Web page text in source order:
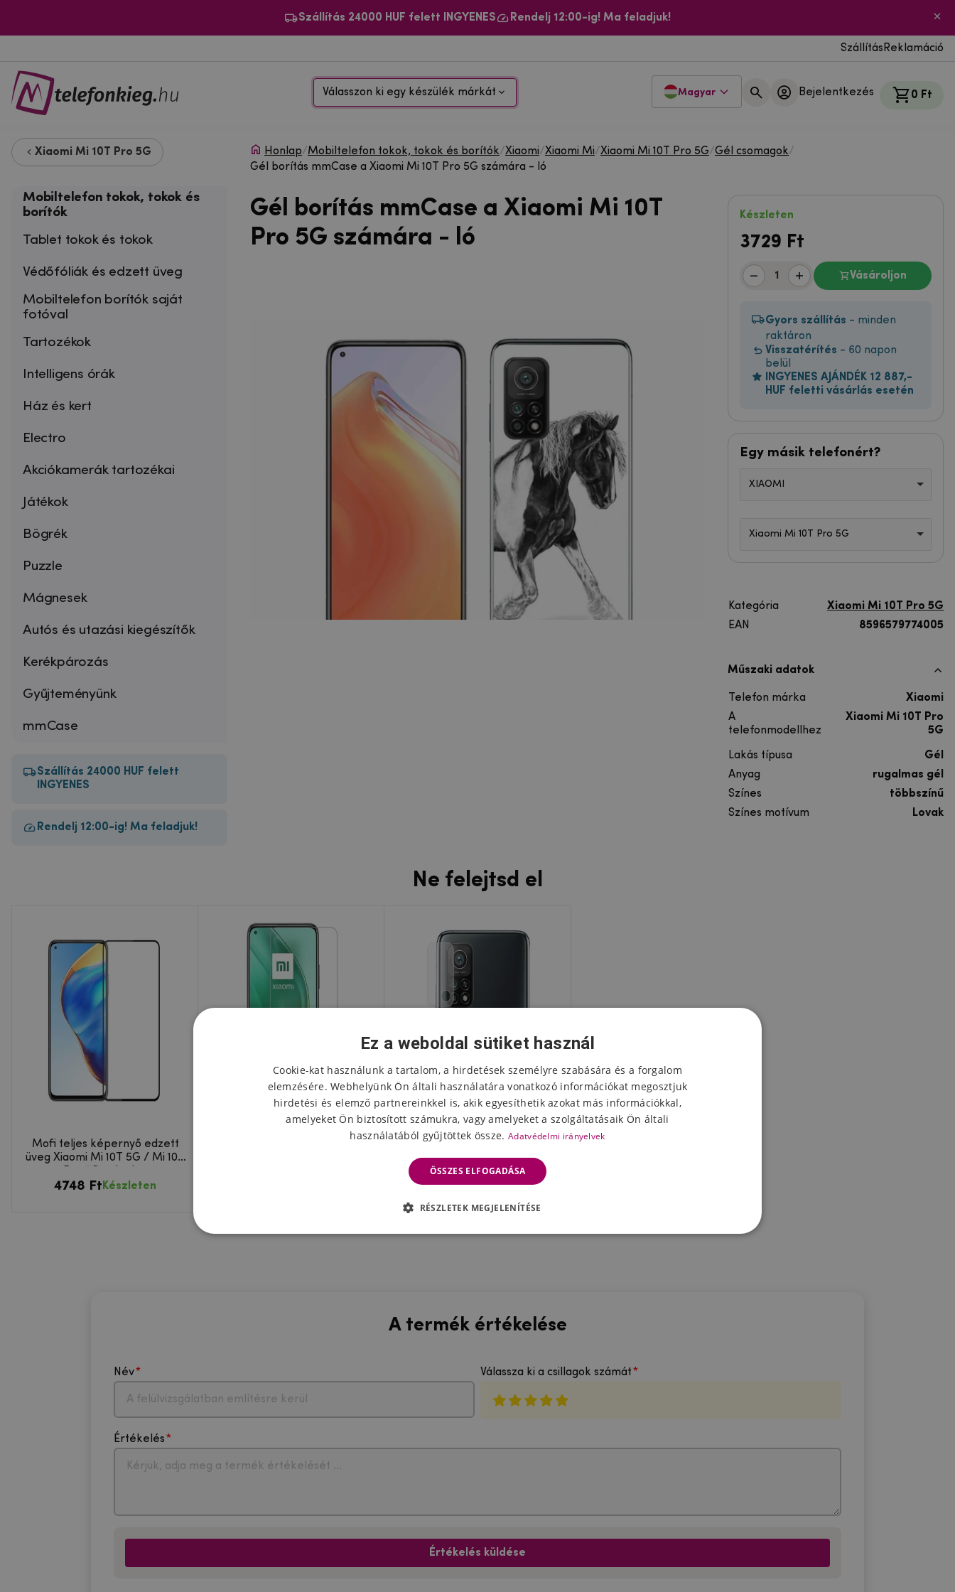
Szállítás 24000 HUF felett INGYENES Rendelj 12:00-ig! Ma feladjuk!
Szállítás Reklamáció
Válasszon ki egy készülék márkát Magyar Bejelentkezés 0 Ft
Xiaomi Mi 10T Pro 5G
Mobiltelefon tokok, tokok és
borítók
Tablet tokok és tokok
Védőfóliák és edzett üveg
Mobiltelefon borítók saját
fotóval
Tartozékok
Intelligens órák
Ház és kert
Electro
Akciókamerák tartozékai
Játékok
Bögrék
Puzzle
Mágnesek
Autós és utazási kiegészítők
Kerékpározás
Gyűjteményünk
mmCase
Szállítás 24000 HUF felett
INGYENES
Rendelj 12:00-ig! Ma feladjuk!
Honlap/Mobiltelefon tokok, tokok és borítók/Xiaomi/Xiaomi Mi/Xiaomi Mi 10T Pro 5G/Gél csomagok/
Gél borítás mmCase a Xiaomi Mi 10T Pro 5G számára - ló
Gél borítás mmCase a Xiaomi Mi 10T
Pro 5G számára - ló
Készleten
3729 Ft
Vásároljon
Gyors szállítás - minden
raktáron
Visszatérítés - 60 napon
belül
INGYENES AJÁNDÉK 12 887,-
HUF feletti vásárlás esetén
Egy másik telefonért?
XIAOMI
Xiaomi Mi 10T Pro 5G
Kategória
Xiaomi Mi 10T Pro 5G
EAN
8596579774005
Műszaki adatok
Telefon márka
Xiaomi
A
telefonmodellhez
Xiaomi Mi 10T Pro
5G
Lakás típusa
Gél
Anyag
rugalmas gél
Színes
többszínű
Színes motívum
Lovak
Ne felejtsd el
Mofi teljes képernyő edzett
üveg Xiaomi Mi 10T 5G / Mi 10T
4748 Ft Készleten
A Xiaomi Mi 10T Pro 5G kamera
lencséjének üveglapja
3432 FtKészleten
A termék értékelése
Név Válassza ki a csillagok számát
Értékelés
Értékelés küldése
Ez a weboldal sütiket használ
Cookie-kat használunk a tartalom, a hirdetések személyre szabására és a forgalom
elemzésére. Webhelyünk Ön általi használatára vonatkozó információkat megosztjuk
hirdetési és elemző partnereinkkel is, akik egyesíthetik azokat más információkkal,
amelyeket Ön biztosított számukra, vagy amelyeket a szolgáltatásaik Ön általi
használatából gyűjtöttek össze. Adatvédelmi irányelvek
ÖSSZES ELFOGADÁSA
RÉSZLETEK MEGJELENÍTÉSE